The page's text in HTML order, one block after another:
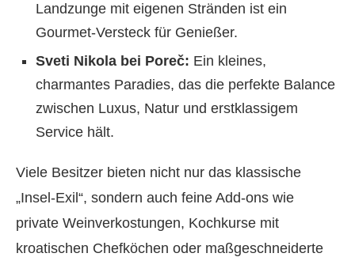
Landzunge mit eigenen Stränden ist ein
Gourmet-Versteck für Genießer.
Sveti Nikola bei Poreč: Ein kleines,
charmantes Paradies, das die perfekte Balance
zwischen Luxus, Natur und erstklassigem
Service hält.
Viele Besitzer bieten nicht nur das klassische
„Insel-Exil“, sondern auch feine Add-ons wie
private Weinverkostungen, Kochkurse mit
kroatischen Chefköchen oder maßgeschneiderte